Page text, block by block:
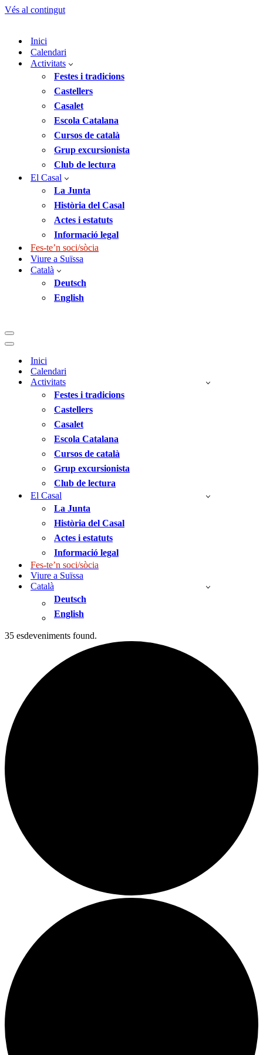
Vés al contingut
Inici
Calendari
Activitats
Festes i tradicions
Castellers
Casalet
Escola Catalana
Cursos de català
Grup excursionista
Club de lectura
El Casal
La Junta
Història del Casal
Actes i estatuts
Informació legal
Fes-te’n soci/sòcia
Viure a Suïssa
Català
Deutsch
English
Menú
de
Menú
navegació
Inici
Calendari
Activitats
Festes i tradicions
Castellers
Casalet
Escola Catalana
Cursos de català
Grup excursionista
Club de lectura
El Casal
La Junta
Història del Casal
Actes i estatuts
Informació legal
Fes-te’n soci/sòcia
Viure a Suïssa
Català
Deutsch
English
35 esdeveniments found.